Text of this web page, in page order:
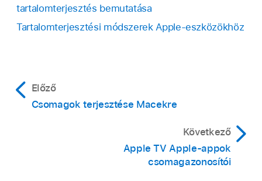
tartalomterjesztés bemutatása
Tartalomterjesztési módszerek Apple-eszközökhöz
Előző
Csomagok terjesztése Macekre
Következő
Apple TV Apple-appok
csomagazonosítói